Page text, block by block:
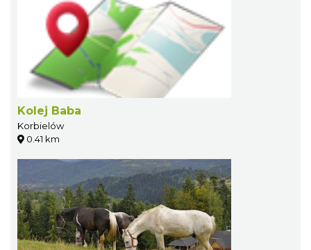
Kolej Baba
Korbielów
0.41 km